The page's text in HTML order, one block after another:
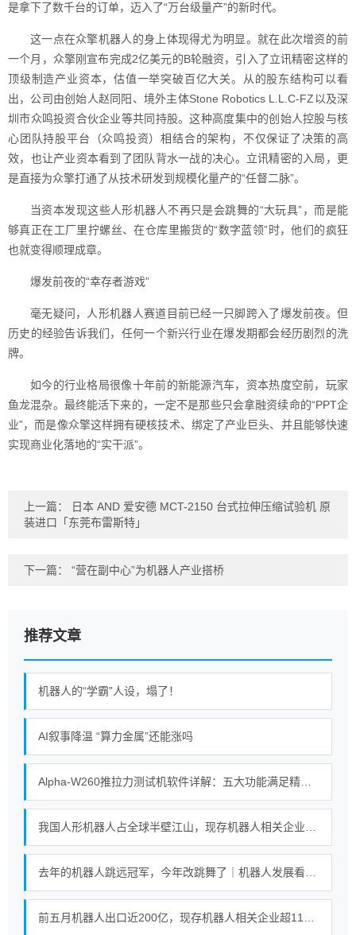
是拿下了数千台的订单，迈入了“万台级量产”的新时代。
这一点在众擎机器人的身上体现得尤为明显。就在此次增资的前
一个月，众擎刚宣布完成2亿美元的B轮融资，引入了立讯精密这样的
顶级制造产业资本，估值一举突破百亿大关。从的股东结构可以看
出，公司由创始人赵同阳、境外主体Stone Robotics L.L.C-FZ以及深
圳市众鸣投资合伙企业等共同持股。这种高度集中的创始人控股与核
心团队持股平台（众鸣投资）相结合的架构，不仅保证了决策的高
效，也让产业资本看到了团队背水一战的决心。立讯精密的入局，更
是直接为众擎打通了从技术研发到规模化量产的“任督二脉”。
当资本发现这些人形机器人不再只是会跳舞的“大玩具”，而是能
够真正在工厂里拧螺丝、在仓库里搬货的“数字蓝领”时，他们的疯狂
也就变得顺理成章。
爆发前夜的“幸存者游戏”
毫无疑问，人形机器人赛道目前已经一只脚跨入了爆发前夜。但
历史的经验告诉我们，任何一个新兴行业在爆发期都会经历剧烈的洗
牌。
如今的行业格局很像十年前的新能源汽车，资本热度空前，玩家
鱼龙混杂。最终能活下来的，一定不是那些只会拿融资续命的“PPT企
业”，而是像众擎这样拥有硬核技术、绑定了产业巨头、并且能够快速
实现商业化落地的“实干派”。
上一篇：
日本 AND 爱安德 MCT-2150 台式拉伸压缩试验机 原
装进口「东莞布雷斯特」
下一篇： “营在副中心”为机器人产业搭桥
推荐文章
机器人的“学霸”人设，塌了！
AI叙事降温 “算力金属”还能涨吗